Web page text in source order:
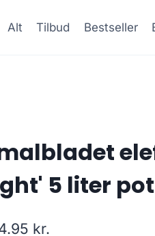
Alt Tilbud Bestseller
5 liter
kr.